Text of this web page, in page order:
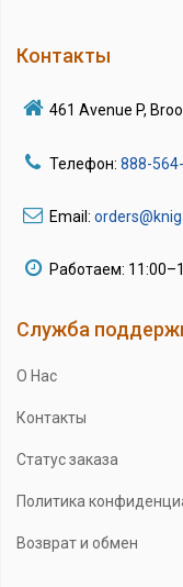
Контакты
461 Avenue P,
Телефон: 888-
Email:
Работаем:
Служба
О Нас
Контакты
Статус заказа
Политика
Возврат и обмен